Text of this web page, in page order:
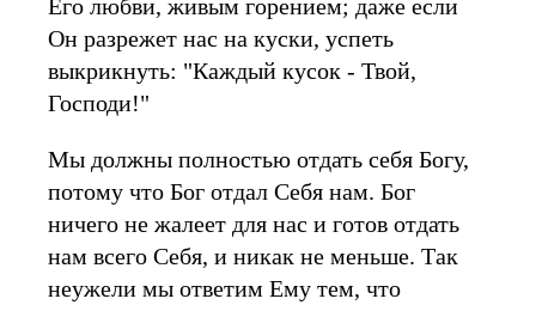
Его любви, живым горением; даже если
Он разрежет нас на куски, успеть
выкрикнуть: "Каждый кусок - Твой,
Господи!"
Мы должны полностью отдать себя Богу,
потому что Бог отдал Себя нам. Бог
ничего не жалеет для нас и готов отдать
нам всего Себя, и никак не меньше. Так
неужели мы ответим Ему тем, что